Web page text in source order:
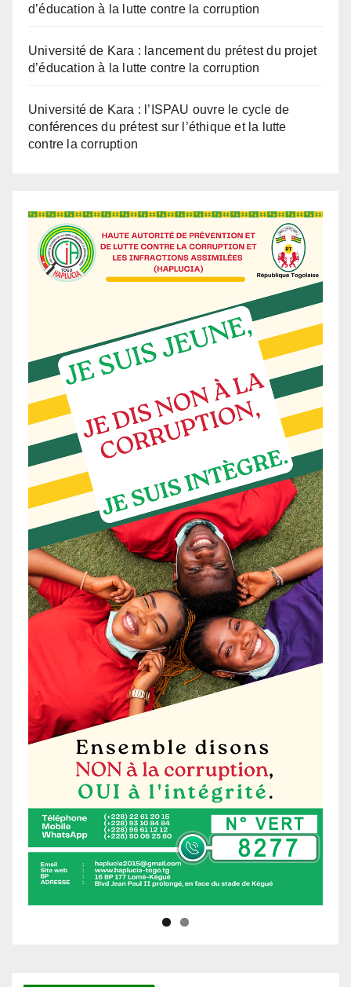
d’éducation à la lutte contre la corruption
conférences du prétest sur l’éthique et la lutte
contre la corruption